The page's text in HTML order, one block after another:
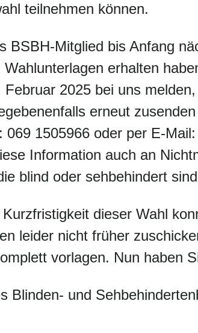
teilnehmen können.
BSBH-Mitglied bis Anfang
Wahlunterlagen erhalten
Februar 2025 bei uns
erneut
069 1505966 oder per E-
Information auch an
blind oder sehbehindert
dieser Wahl
leider nicht früher
vorlagen. Nun haben
Blinden- und